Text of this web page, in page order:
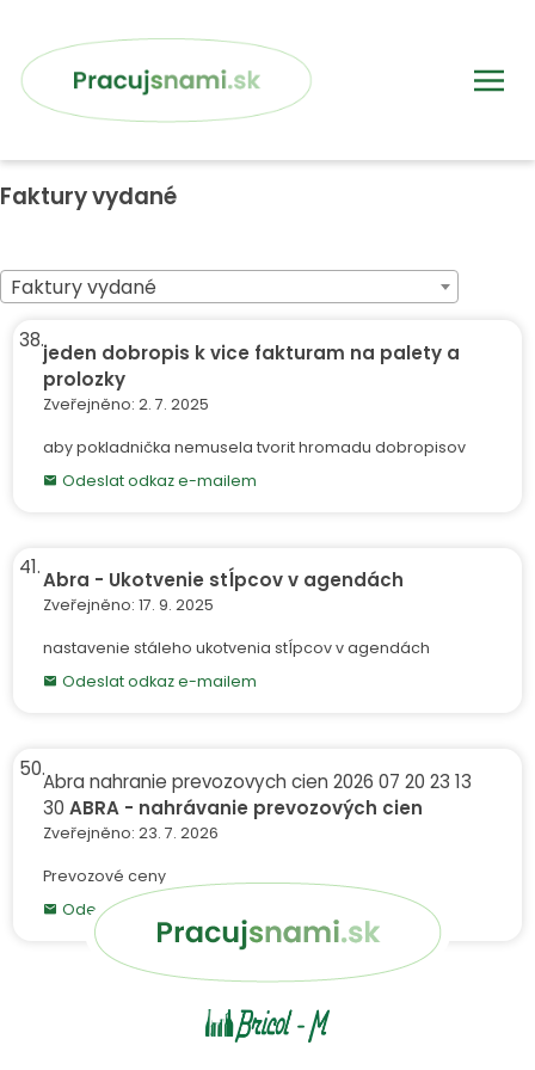
Faktury vydané
Faktury vydané
Dobropisy faktur
vydaných
Faktury vydané
Abra tipy a triky
38.
jeden dobropis k vice fakturam na palety a
prolozky
Zveřejněno: 2. 7. 2025
aby pokladnička nemusela tvorit hromadu dobropisov
Odeslat odkaz e-mailem
Daňové zálohové listy
přijaté
Daňové zálohové listy
41.
Abra - Ukotvenie stĺpcov v agendách
Zveřejněno: 17. 9. 2025
nastavenie stáleho ukotvenia stĺpcov v agendách
Odeslat odkaz e-mailem
Dodací listy
Faktury přijaté
Faktury vydané
50.
Abra nahranie prevozovych cien 2026 07 20 23 13
30ABRA - nahrávanie prevozových cien
Zveřejněno: 23. 7. 2026
Prevozové ceny
Odeslat odkaz e-mailem